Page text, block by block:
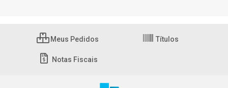
Meus Pedidos Títulos
Notas Fiscais